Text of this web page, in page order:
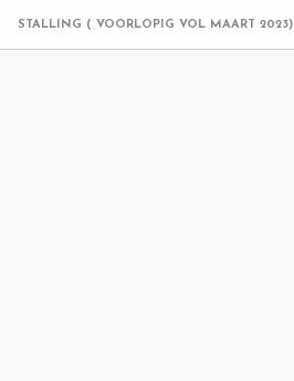
STALLING ( VOORLOPIG VOL MAART 2023)